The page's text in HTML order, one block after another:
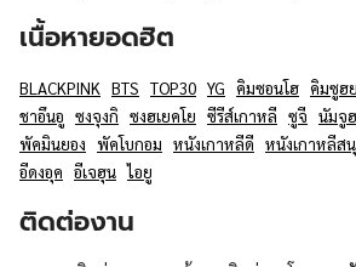
เนื้อหายอดฮิต
BLACKPINK BTS TOP30 YG คิมซอนโฮ คิมซูฮ
ชาอึนอู ซงจุงกิ ซงฮเยคโย ซีรีส์เกาหลี ซูจี นัมจู
พัคมินยอง พัคโบกอม หนังเกาหลีดี หนังเกาหลีส
อีดงอุค อีเจฮุน ไอยู
ติดต่องาน